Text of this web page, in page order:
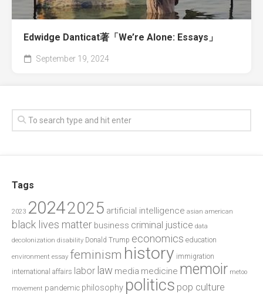
Edwidge Danticat著「We’re Alone: Essays」
September 19, 2024
Tags
2023 20242025 artificial intelligence asian american
black lives matter business criminal justice data
decolonization disability Donald Trump economics education
environment essay feminism history immigration
international affairs labor law media medicine memoir metoo
movement pandemic philosophy politics pop culture